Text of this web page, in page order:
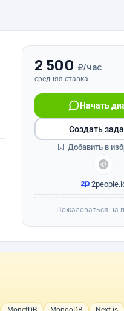
2 500 ₽/час
средняя ставка
Начать
Создать
Добавить в
Пожаловаться на